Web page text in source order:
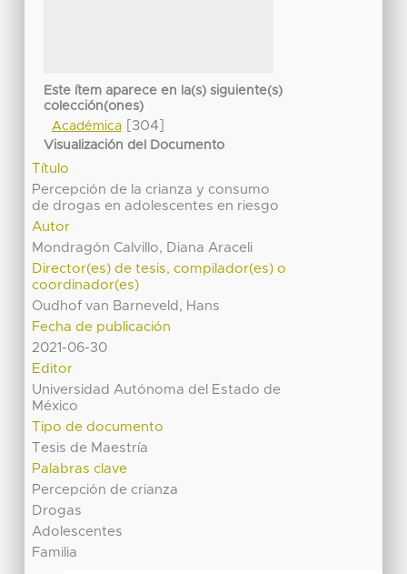
Este ítem aparece en la(s) siguiente(s)
colección(ones)
Académica[304]
Visualización del Documento
Título
Percepción de la crianza y consumo
de drogas en adolescentes en riesgo
Autor
Mondragón Calvillo, Diana Araceli
Director(es) de tesis, compilador(es) o
coordinador(es)
Oudhof van Barneveld, Hans
Fecha de publicación
2021-06-30
Editor
Universidad Autónoma del Estado de
México
Tipo de documento
Tesis de Maestría
Palabras clave
Percepción de crianza
Drogas
Adolescentes
Familia